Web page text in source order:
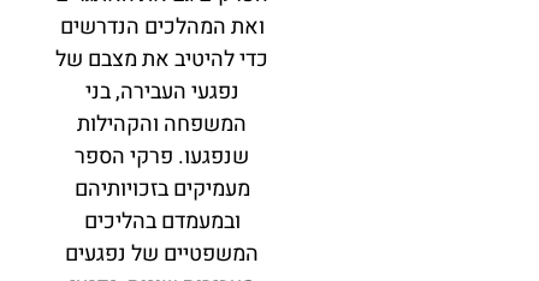
ואת המהלכים הנדרשים
כדי להיטיב את מצבם של
נפגעי העבירה, בני
המשפחה והקהילות
שנפגעו. פרקי הספר
מעמיקים בזכויותיהם
ובמעמדם בהליכים
המשפטיים של נפגעים